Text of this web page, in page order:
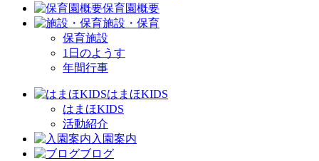
保育園概要
施設・保育
保育施設
1日のようす
年間行事
はまほKIDS
はまほKIDS
活動紹介
入園案内
ブログ